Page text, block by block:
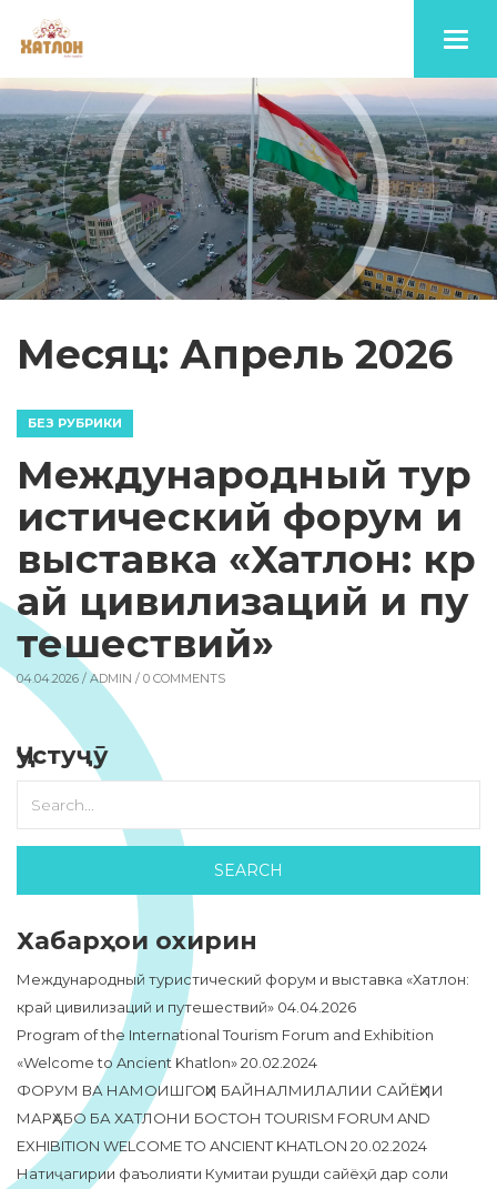
Месяц: Апрель 2026
БЕЗ РУБРИКИ
Международный тур
истический форум и
выставка «Хатлон: кр
ай цивилизаций и пу
тешествий»
04.04.2026 / ADMIN / 0 COMMENTS
Ҷустуҷӯ
Хабарҳои охирин
Международный туристический форум и выставка «Хатлон:
край цивилизаций и путешествий» 04.04.2026
Program of the International Tourism Forum and Exhibition
«Welcome to Ancient Khatlon»20.02.2024
ФОРУМ ВА НАМОИШГОҲИ БАЙНАЛМИЛАЛИИ САЙЁҲИИ
МАРҲАБО БА ХАТЛОНИ БОСТОН TOURISM FORUM AND
EXHIBITION WELCOME TO ANCIENT KHATLON 20.02.2024
Натиҷагирии фаъолияти Кумитаи рушди сайёҳӣ дар соли